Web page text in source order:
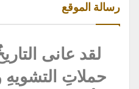
رسالة الموقع
لقد عانى
حملاتِ